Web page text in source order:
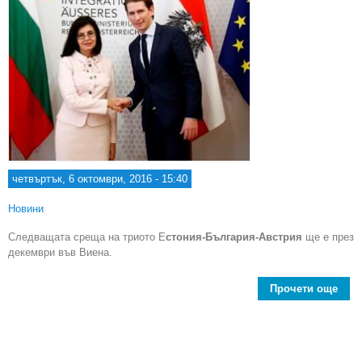
четвъртък, 6 октомври, 2016 - 15:40
Новини
Следващата среща на триото Естония-България-Австрия ще е през
декември във Виена.
Прочети още